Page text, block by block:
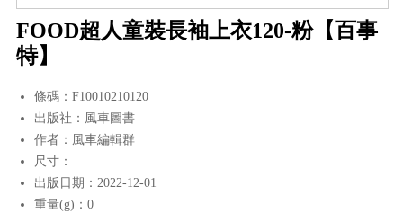
FOOD超人童裝長袖上衣120-粉【百事
特】
條碼：F10010210120
出版社：風車圖書
作者：風車編輯群
尺寸：
出版日期：2022-12-01
重量(g)：0